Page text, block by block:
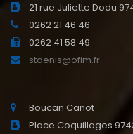
21 rue Juliette Dodu
0262 21 46 46
0262 41 58 49
stdenis@ofim.fr
Boucan Canot
Place Coquillages